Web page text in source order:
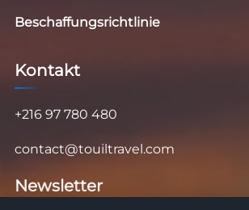
Beschaffungsrichtlinie
Kontakt
+216 97 780 480
contact@touiltravel.com
Newsletter